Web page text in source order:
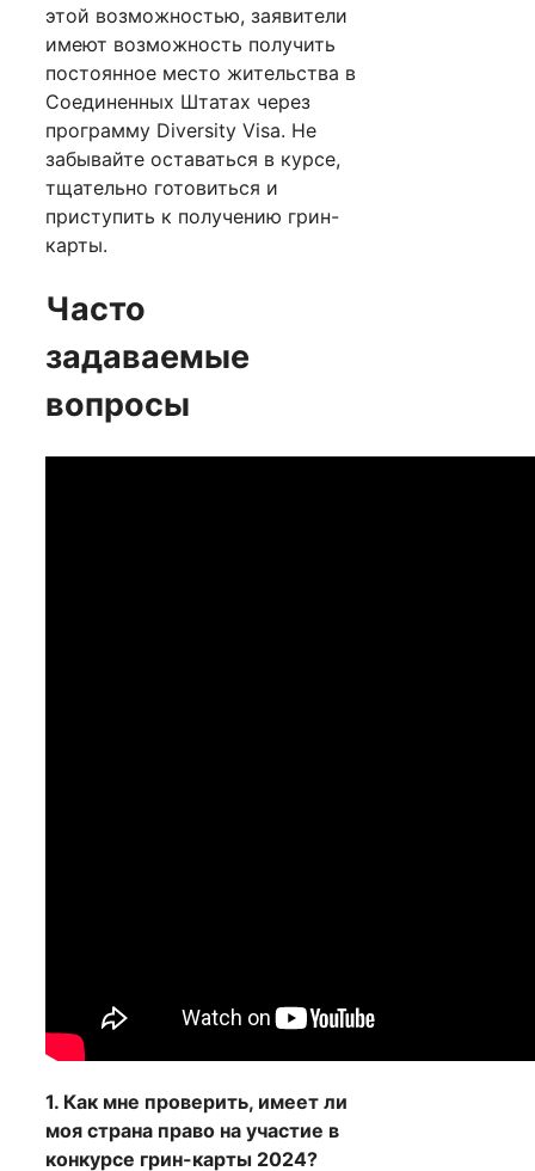
этой возможностью, заявители
имеют возможность получить
постоянное место жительства в
Соединенных Штатах через
программу Diversity Visa. Не
забывайте оставаться в курсе,
тщательно готовиться и
приступить к получению грин-
карты.
Часто
задаваемые
вопросы
1. Как мне проверить, имеет ли
моя страна право на участие в
конкурсе грин-карты 2024?